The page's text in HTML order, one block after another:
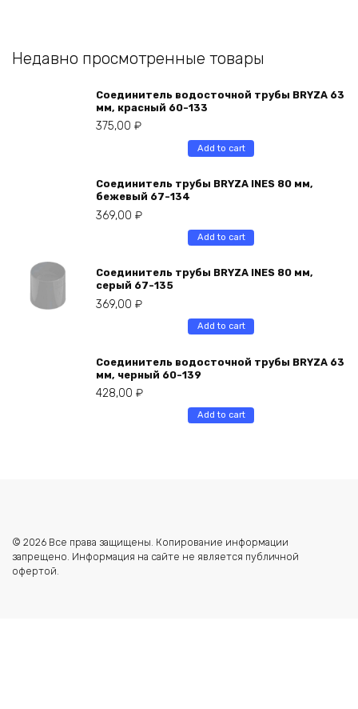
Недавно просмотренные товары
Соединитель водосточной трубы BRYZA 63
мм, краcный 60-133
375,00 ₽
Add to cart
Соединитель трубы BRYZA INES 80 мм,
бежевый 67-134
369,00 ₽
Add to cart
Соединитель трубы BRYZA INES 80 мм,
серый 67-135
369,00 ₽
Add to cart
Соединитель водосточной трубы BRYZA 63
мм, черный 60-139
428,00 ₽
Add to cart
© 2026 Все права защищены. Копирование информации
запрещено. Информация на сайте не является публичной
офертой.